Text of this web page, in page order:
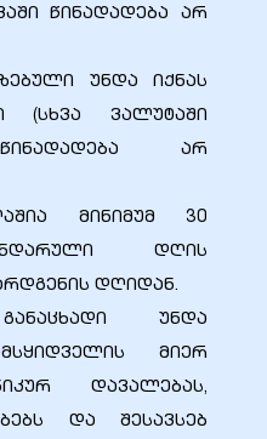
წინადადება არ
უნდა იქნას
(სხვა ვალუტაში
არ
მინიმუმ 30
დღის
დღიდან.
უნდა
მიერ
დავალებას,
და შესავსებ